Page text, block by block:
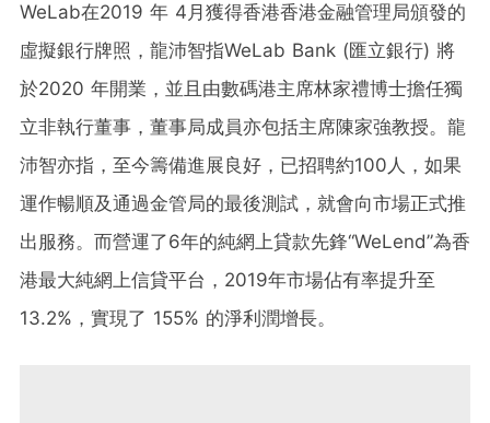
WeLab在2019 年 4月獲得香港香港金融管理局頒發的
虛擬銀行牌照，龍沛智指WeLab Bank (匯立銀行) 將
於2020 年開業，並且由數碼港主席林家禮博士擔任獨
立非執行董事，董事局成員亦包括主席陳家強教授。龍
沛智亦指，至今籌備進展良好，已招聘約100人，如果
運作暢順及通過金管局的最後測試，就會向市場正式推
出服務。而營運了6年的純網上貸款先鋒“WeLend”為香
港最大純網上信貸平台，2019年市場佔有率提升至
13.2%，實現了 155% 的淨利潤增長。